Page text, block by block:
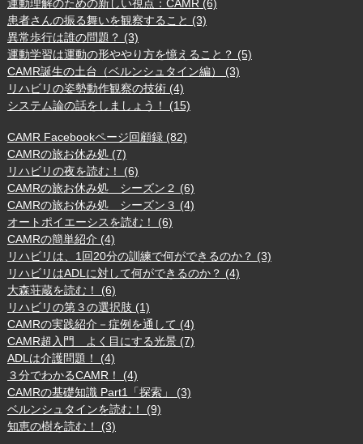
運動理解のための新しい視点：CAMR (6)
患者さんの振る舞いを観察すること (3)
異常歩行は誰の問題？ (3)
運動学習は運動の形ややり方を憶えること？ (5)
CAMR誕生の土台（ベルンシュタイン編） (3)
リハビリの姿勢動作観察の技術 (4)
システム論の話をしましょう！ (15)
CAMR Facebookページ回顧録 (82)
CAMRの旅お休み処 (7)
リハビリの夜を読む！ (6)
CAMRの旅お休み処 シーズン２ (6)
CAMRの旅お休み処 シーズン３ (4)
オートポイエーシスを読む！ (6)
CAMRの簡単紹介 (4)
リハビリは、1回20分の訓練で何ができるのか？ (3)
リハビリはADLに対して何ができるのか？ (4)
大森荘蔵を読む！ (6)
リハビリの第３の選択肢 (1)
CAMRの実践紹介－症例を通して (4)
CAMR超入門 よく目にする光景 (7)
ADLは介護問題！ (4)
３分でわかるCAMR！ (4)
CAMRの基礎知識 Part1「探索」 (3)
ベルンシュタインを読む！ (9)
知恵の樹を読む！ (3)